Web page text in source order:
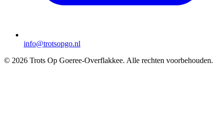
info@trotsopgo.nl
© 2026 Trots Op Goeree-Overflakkee. Alle rechten voorbehouden.